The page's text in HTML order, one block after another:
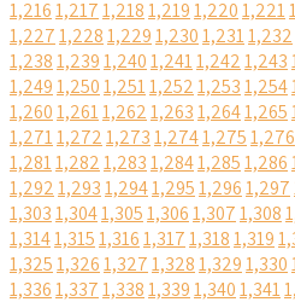
1,2161,2171,2181,2191,2201,221
1,2271,2281,2291,2301,2311,232
1,2381,2391,2401,2411,2421,243
1,2491,2501,2511,2521,2531,254
1,2601,2611,2621,2631,2641,265
1,2711,2721,2731,2741,2751,276
1,2811,2821,2831,2841,2851,286
1,2921,2931,2941,2951,2961,297
1,3031,3041,3051,3061,3071,308
1,3141,3151,3161,3171,3181,319
1,3251,3261,3271,3281,3291,330
1,3361,3371,3381,3391,3401,341